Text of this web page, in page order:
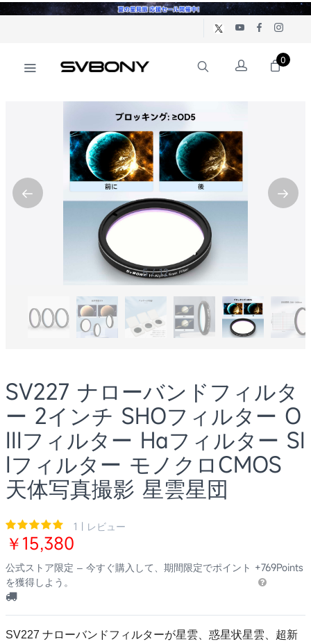
0
5/12
SV227 ナローバンドフィルタ
ー 2インチ SHOフィルター O
IIIフィルター Hαフィルター SI
Iフィルター モノクロCMOS
天体写真撮影 星雲星団
1 | レビュー
￥15,380
公式ストア限定 – 今すぐ購入して、期間限定でポイント
を獲得しよう。
+769Points
SV227 ナローバンドフィルターが星雲、惑星状星雲、超新